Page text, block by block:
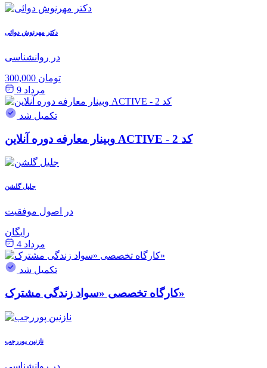
دکتر مهرنوش دوائی
در روانشناسی
300,000 تومان
مرداد 9
تکمیل شد
وبینار معارفه دوره آنلاین ACTIVE - کد 2
جلیل گلشن
در اصول موفقیت
رایگان
مرداد 4
تکمیل شد
کارگاه تخصصی «سواد زندگی مشترک»
نازنین پوررجب
در روانشناسی